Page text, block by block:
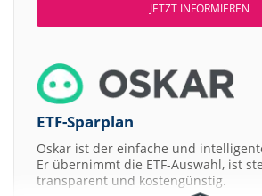
JETZT INFORMIEREN
ETF-Sparplan
Oskar ist der einfache und
Er übernimmt die ETF-Auswahl, ist
transparent und kostengünstig.